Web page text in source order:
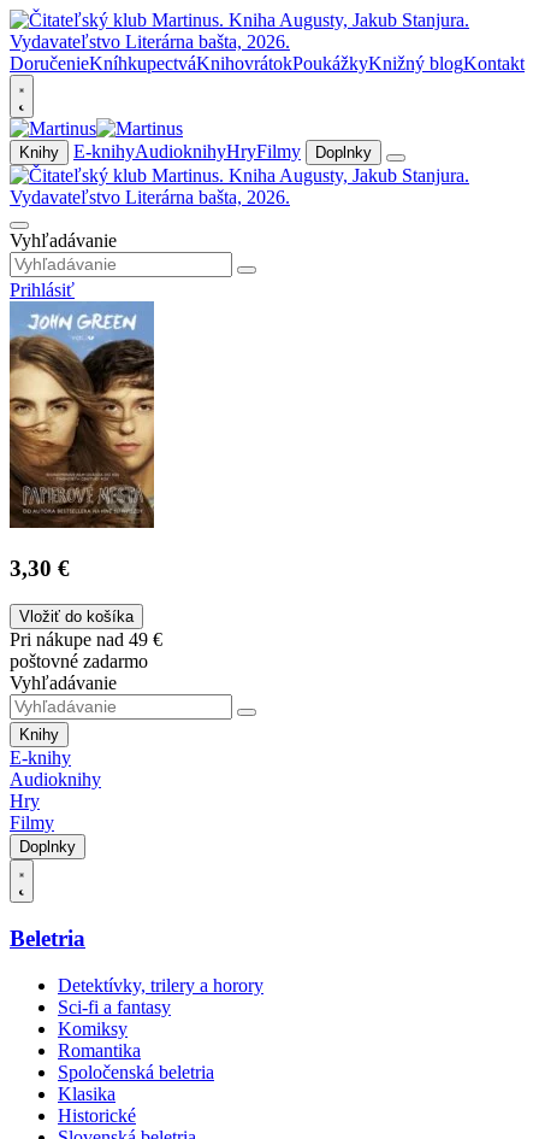
DoručenieKníhkupectváKnihovrátokPoukážkyKnižný blogKontakt
Knihy E-knihyAudioknihyHryFilmy Doplnky
Vyhľadávanie
Prihlásiť
3,30 €
Vložiť do košíka
Pri nákupe nad 49 €
poštovné zadarmo
Vyhľadávanie
Knihy
E-knihy
Audioknihy
Hry
Filmy
Doplnky
Beletria
Detektívky, trilery a horory
Sci-fi a fantasy
Komiksy
Romantika
Spoločenská beletria
Klasika
Historické